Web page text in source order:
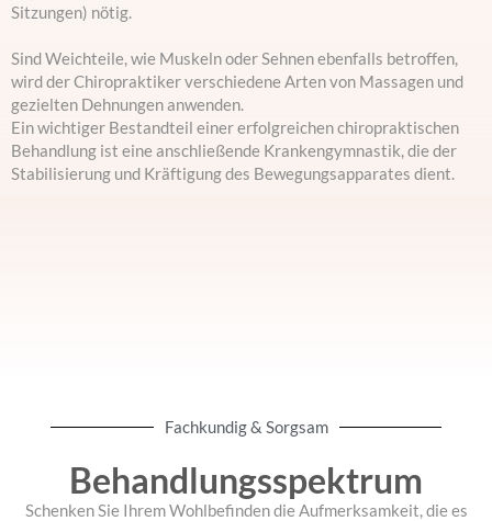
Sitzungen) nötig.
Sind Weichteile, wie Muskeln oder Sehnen ebenfalls betroffen,
wird der Chiropraktiker verschiedene Arten von Massagen und
gezielten Dehnungen anwenden.
Ein wichtiger Bestandteil einer erfolgreichen chiropraktischen
Behandlung ist eine anschließende Krankengymnastik, die der
Stabilisierung und Kräftigung des Bewegungsapparates dient.
Fachkundig & Sorgsam
Behandlungsspektrum
Schenken Sie Ihrem Wohlbefinden die Aufmerksamkeit, die es